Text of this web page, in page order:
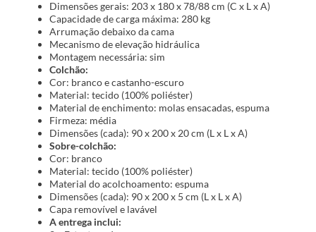
Dimensões gerais: 203 x 180 x 78/88 cm (C x L x A)
Capacidade de carga máxima: 280 kg
Arrumação debaixo da cama
Mecanismo de elevação hidráulica
Montagem necessária: sim
Colchão:
Cor: branco e castanho-escuro
Material: tecido (100% poliéster)
Material de enchimento: molas ensacadas, espuma
Firmeza: média
Dimensões (cada): 90 x 200 x 20 cm (L x L x A)
Sobre-colchão:
Cor: branco
Material: tecido (100% poliéster)
Material do acolchoamento: espuma
Dimensões (cada): 90 x 200 x 5 cm (L x L x A)
Capa removível e lavável
A entrega inclui: